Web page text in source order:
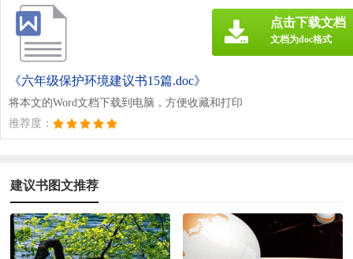
《六年级保护环境建议书15篇.doc》
将本文的Word文档下载到电脑，方便收藏和打印
推荐度：
点击下载文档
文档为doc格式
建议书图文推荐